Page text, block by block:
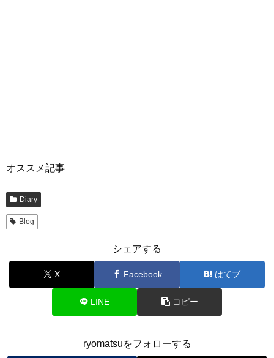
オススメ記事
Diary
Blog
シェアする
X Facebook はてブ
LINE コピー
ryomatsuをフォローする